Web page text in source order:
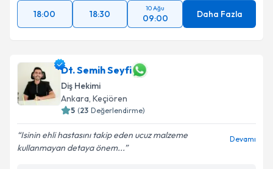
18:00 18:30
10 Ağu
09:00 Daha Fazla
Dt. Semih Seyfi
Diş Hekimi
Ankara, Keçiören
5 (23 Değerlendirme)
Isinin ehli hastasını takip eden ucuz malzeme
kullanmayan detaya önem...
Devamı